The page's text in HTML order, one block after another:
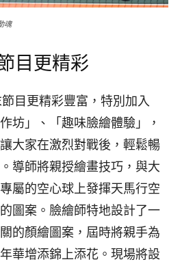
魂
目更精彩
目更精彩豐富，特別加入
坊」、「趣味臉繪體驗」，
大家在激烈對戰後，輕鬆暢
導師將親授繪畫技巧，與大
屬的空心球上發揮天馬行空
圖案。臉繪師特地設計了一
的顏繪圖案，屆時將親手為
華增添錦上添花。現場將設